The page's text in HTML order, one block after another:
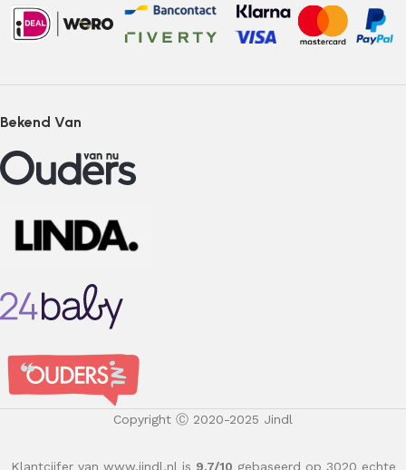
Bekend Van
Copyright Ⓒ 2020-2025 Jindl
Klantcijfer van www.jindl.nl is 9.7/10 gebaseerd op 3020 echte